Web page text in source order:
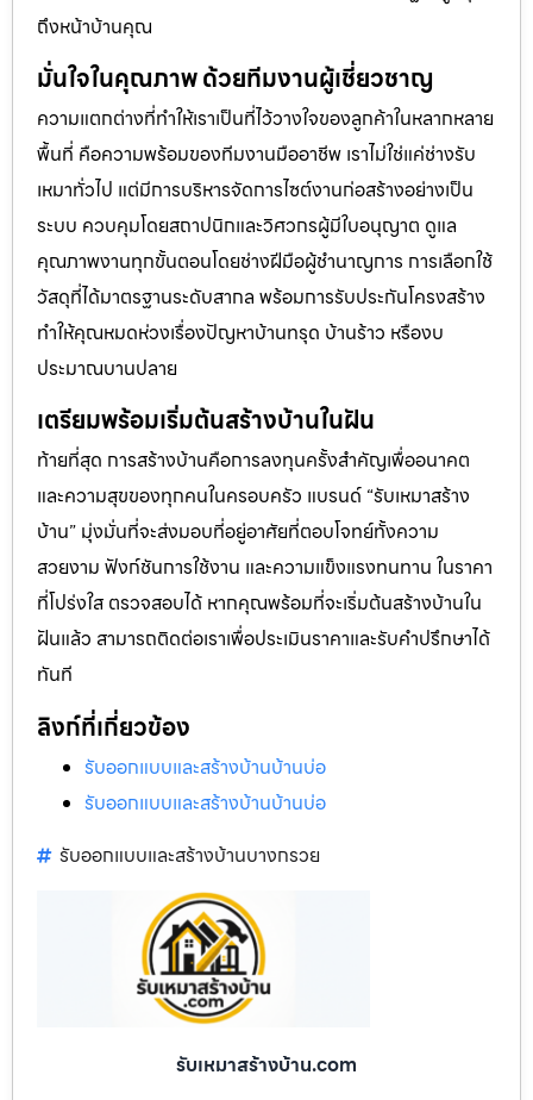
ถึงหน้าบ้านคุณ
มั่นใจในคุณภาพ ด้วยทีมงานผู้เชี่ยวชาญ
ความแตกต่างที่ทำให้เราเป็นที่ไว้วางใจของลูกค้าในหลากหลาย
พื้นที่ คือความพร้อมของทีมงานมืออาชีพ เราไม่ใช่แค่ช่างรับ
เหมาทั่วไป แต่มีการบริหารจัดการไซต์งานก่อสร้างอย่างเป็น
ระบบ ควบคุมโดยสถาปนิกและวิศวกรผู้มีใบอนุญาต ดูแล
คุณภาพงานทุกขั้นตอนโดยช่างฝีมือผู้ชำนาญการ การเลือกใช้
วัสดุที่ได้มาตรฐานระดับสากล พร้อมการรับประกันโครงสร้าง
ทำให้คุณหมดห่วงเรื่องปัญหาบ้านทรุด บ้านร้าว หรืองบ
ประมาณบานปลาย
เตรียมพร้อมเริ่มต้นสร้างบ้านในฝัน
ท้ายที่สุด การสร้างบ้านคือการลงทุนครั้งสำคัญเพื่ออนาคต
และความสุขของทุกคนในครอบครัว แบรนด์ “รับเหมาสร้าง
บ้าน” มุ่งมั่นที่จะส่งมอบที่อยู่อาศัยที่ตอบโจทย์ทั้งความ
สวยงาม ฟังก์ชันการใช้งาน และความแข็งแรงทนทาน ในราคา
ที่โปร่งใส ตรวจสอบได้ หากคุณพร้อมที่จะเริ่มต้นสร้างบ้านใน
ฝันแล้ว สามารถติดต่อเราเพื่อประเมินราคาและรับคำปรึกษาได้
ทันที
ลิงก์ที่เกี่ยวข้อง
รับออกแบบและสร้างบ้านบ้านบ่อ
รับออกแบบและสร้างบ้านบ้านบ่อ
รับออกแบบและสร้างบ้านบางกรวย
รับเหมาสร้างบ้าน.com